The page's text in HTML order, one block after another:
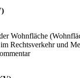
Wohnfläche
Rechtsverkehr und